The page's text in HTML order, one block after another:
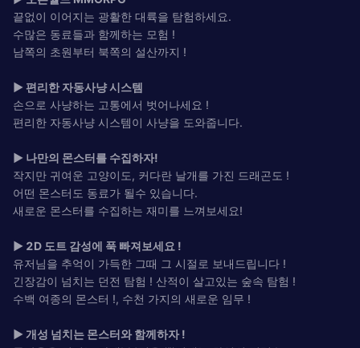
끝없이 이어지는 광활한 대륙을 탐험하세요.
수많은 동료들과 함께하는 모험 !
남쪽의 초원부터 북쪽의 설산까지 !
▶ 편리한 자동사냥 시스템
손으로 사냥하는 고통에서 벗어나세요 !
편리한 자동사냥 시스템이 사냥을 도와줍니다.
▶ 나만의 몬스터를 수집하자!
작지만 귀여운 고양이도, 커다란 날개를 가진 드래곤도 !
어떤 몬스터도 동료가 될수 있습니다.
새로운 몬스터를 수집하는 재미를 느껴보세요!
▶ 2D 도트 감성에 푹 빠져보세요 !
유저님을 추억이 가득한 그때 그 시절로 보내드립니다 !
긴장감이 넘치는 던전 탐험 ! 산적이 살고있는 숲속 탐험 !
수백 여종의 몬스터 !, 수천 가지의 새로운 임무 !
▶ 개성 넘치는 몬스터와 함께하자 !